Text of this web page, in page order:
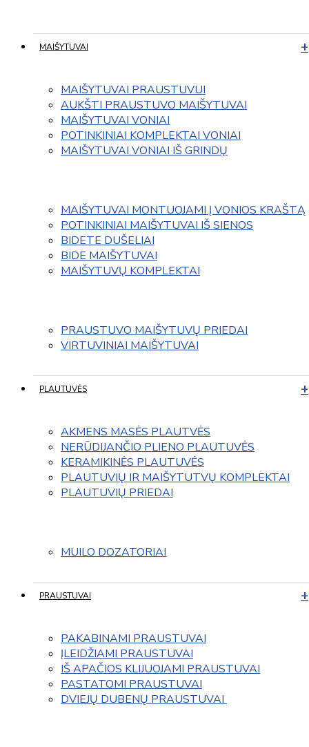
MAIŠYTUVAI
MAIŠYTUVAI PRAUSTUVUI
AUKŠTI PRAUSTUVO MAIŠYTUVAI
MAIŠYTUVAI VONIAI
POTINKINIAI KOMPLEKTAI VONIAI
MAIŠYTUVAI VONIAI IŠ GRINDŲ
MAIŠYTUVAI MONTUOJAMI Į VONIOS KRAŠTĄ
POTINKINIAI MAIŠYTUVAI IŠ SIENOS
BIDETE DUŠELIAI
BIDE MAIŠYTUVAI
MAIŠYTUVŲ KOMPLEKTAI
PRAUSTUVO MAIŠYTUVŲ PRIEDAI
VIRTUVINIAI MAIŠYTUVAI
PLAUTUVĖS
AKMENS MASĖS PLAUTVĖS
NERŪDIJANČIO PLIENO PLAUTUVĖS
KERAMIKINĖS PLAUTUVĖS
PLAUTUVIŲ IR MAIŠYTUTVŲ KOMPLEKTAI
PLAUTUVIŲ PRIEDAI
MUILO DOZATORIAI
PRAUSTUVAI
PAKABINAMI PRAUSTUVAI
ĮLEIDŽIAMI PRAUSTUVAI
IŠ APAČIOS KLIJUOJAMI PRAUSTUVAI
PASTATOMI PRAUSTUVAI
DVIEJŲ DUBENŲ PRAUSTUVAI